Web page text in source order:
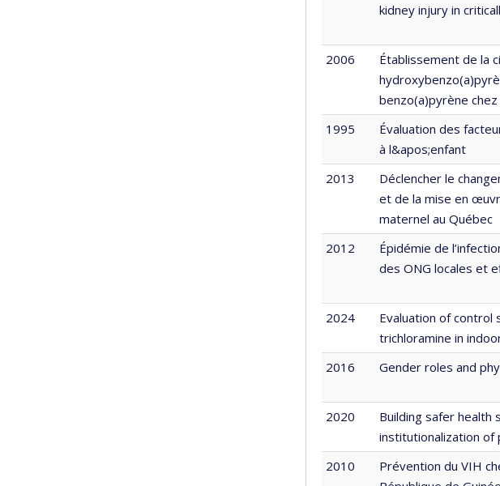
kidney injury in
2006
Établissement de la
benzo(a)pyrène
1995
Évaluation des
à l&apos;enfant
2013
Déclencher le
et de la mise en
maternel au Québec
2012
Épidémie de
des ONG locales et
2024
Evaluation of
trichloramine in
2016 Gender roles and
2020
Building safer health
institutionalization
2010
Prévention du VIH